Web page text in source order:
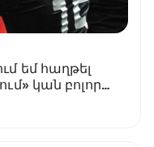
եմ հաղթել
կան բոլոր